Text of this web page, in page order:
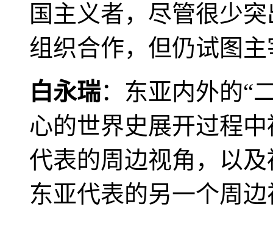
国主义者，尽管很少
组织合作，但仍试图
白永瑞：东亚内外的“
心的世界史展开过程
代表的周边视角，以
东亚代表的另一个周